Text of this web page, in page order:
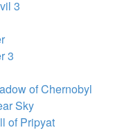
3
3
of Chernobyl
Sky
of Pripyat